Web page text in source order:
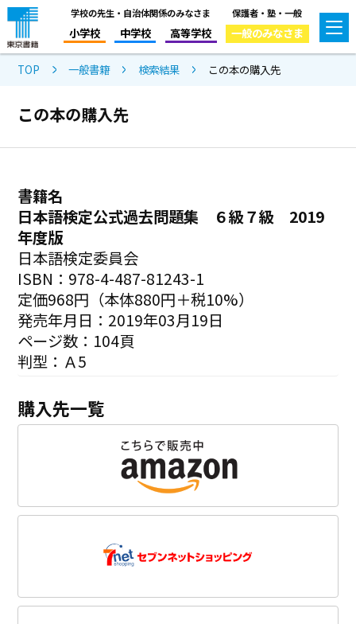
学校の先生・自治体関係のみなさま
小学校 中学校 高等学校
保護者・塾・一般
一般のみなさま
TOP 一般書籍 検索結果 この本の購入先
この本の購入先
書籍名
日本語検定公式過去問題集 ６級７級 2019
年度版
日本語検定委員会
ISBN：978-4-487-81243-1
定価968円（本体880円＋税10%）
発売年月日：2019年03月19日
ページ数：104頁
判型：Ａ5
購入先一覧